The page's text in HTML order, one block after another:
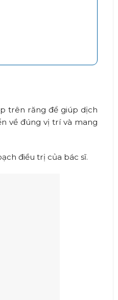
trên răng để giúp dịch
về đúng vị trí và mang
điều trị của bác sĩ.